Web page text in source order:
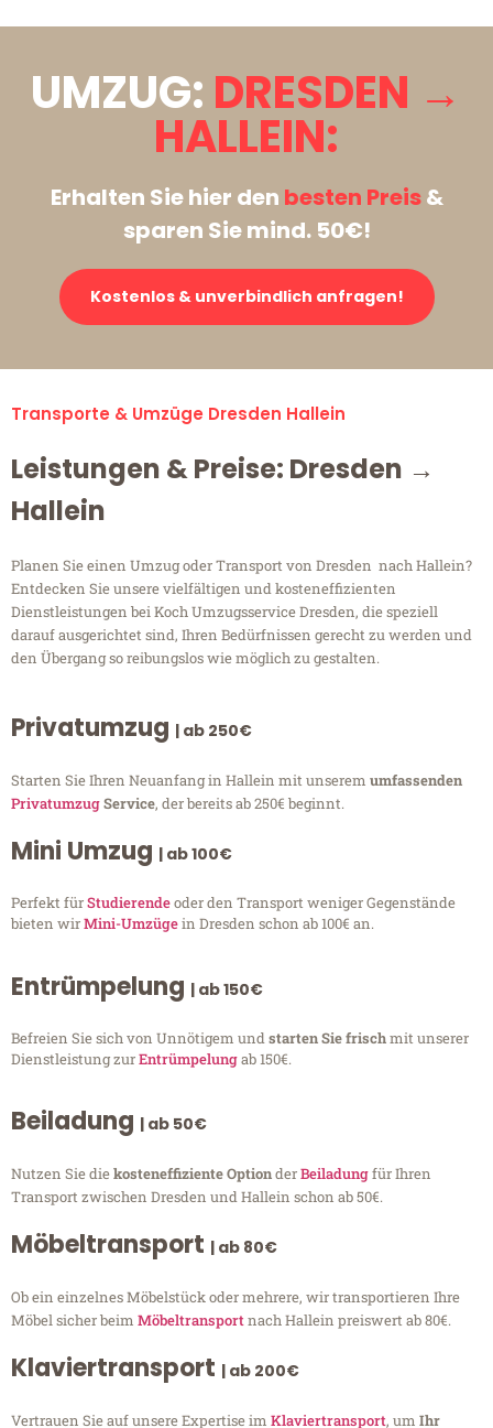
UMZUG: DRESDEN →
HALLEIN:
Erhalten Sie hier den besten Preis&
sparen Sie mind. 50€!
Kostenlos & unverbindlich anfragen!
Transporte & Umzüge Dresden Hallein
Leistungen & Preise: Dresden →
Hallein
Planen Sie einen Umzug oder Transport von Dresden nach Hallein?
Entdecken Sie unsere vielfältigen und kosteneffizienten
Dienstleistungen bei Koch Umzugsservice Dresden, die speziell
darauf ausgerichtet sind, Ihren Bedürfnissen gerecht zu werden und
den Übergang so reibungslos wie möglich zu gestalten.
Privatumzug | ab 250€
Starten Sie Ihren Neuanfang in Hallein mit unserem umfassenden
PrivatumzugService, der bereits ab 250€ beginnt.
Mini Umzug | ab 100€
Perfekt fürStudierendeoder den Transport weniger Gegenstände
bieten wirMini-Umzügein Dresden schon ab 100€ an.
Entrümpelung | ab 150€
Befreien Sie sich von Unnötigem undstarten Sie frischmit unserer
Dienstleistung zurEntrümpelungab 150€.
Beiladung | ab 50€
Nutzen Sie diekosteneffiziente OptionderBeiladungfür Ihren
Transport zwischen Dresden und Hallein schon ab 50€.
Möbeltransport | ab 80€
Ob ein einzelnes Möbelstück oder mehrere, wir transportieren Ihre
Möbel sicher beim Möbeltransportnach Hallein preiswert ab 80€.
Klaviertransport | ab 200€
Vertrauen Sie auf unsere Expertise im Klaviertransport, um Ihr